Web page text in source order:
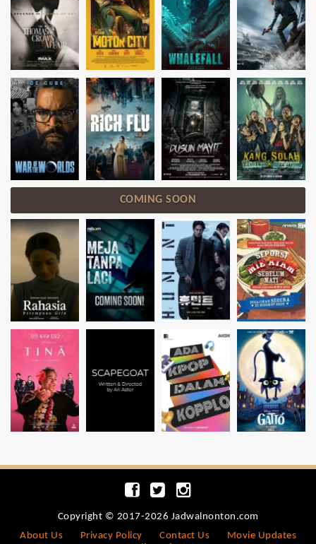
COMING SOON
Copyright © 2017-2026 Jadwalnonton.com
About Us
Privacy Policy Contact Us
Movie Updates